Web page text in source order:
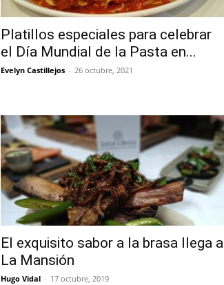
Platillos especiales para celebrar
el Día Mundial de la Pasta en...
Evelyn Castillejos - 26 octubre, 2021
El exquisito sabor a la brasa llega a
La Mansión
Hugo Vidal - 17 octubre, 2019